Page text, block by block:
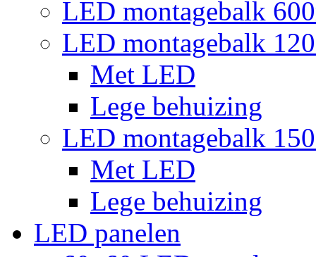
LED montagebalk
LED montagebalk
Met LED
Lege behuizing
LED montagebalk
Met LED
Lege behuizing
LED panelen